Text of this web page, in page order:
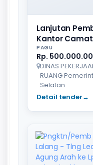
Lanjutan
Kantor
PAGU
Rp.
DINAS
RUANG
Selatan
Detail tender→